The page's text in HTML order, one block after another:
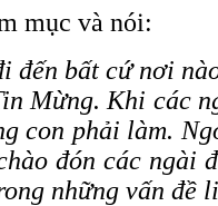
mục và nói:
đến bất cứ nơi
Mừng. Khi các
con phải làm.
đón các ngài
những vấn đề